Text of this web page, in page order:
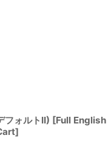
フォルトII) [Full English